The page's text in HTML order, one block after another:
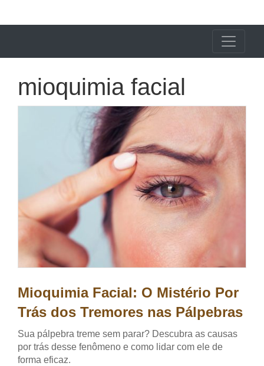
mioquimia facial
Mioquimia Facial: O Mistério Por
Trás dos Tremores nas Pálpebras
Sua pálpebra treme sem parar? Descubra as causas
por trás desse fenômeno e como lidar com ele de
forma eficaz.